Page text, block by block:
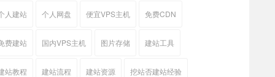
人建站 个人网盘 便宜VPS主机 免费CDN
费建站 国内VPS主机 图片存储 建站工具
站教程 建站流程 建站资源 挖站否建站经验